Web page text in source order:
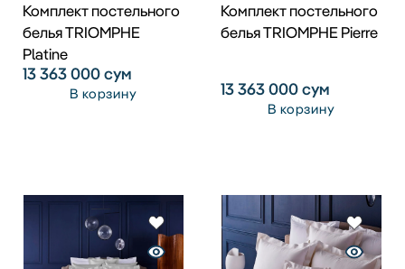
Комплект постельного
белья TRIOMPHE
Platine
13 363 000сум
В корзину
Комплект постельного
белья TRIOMPHE Pierre
13 363 000сум
В корзину